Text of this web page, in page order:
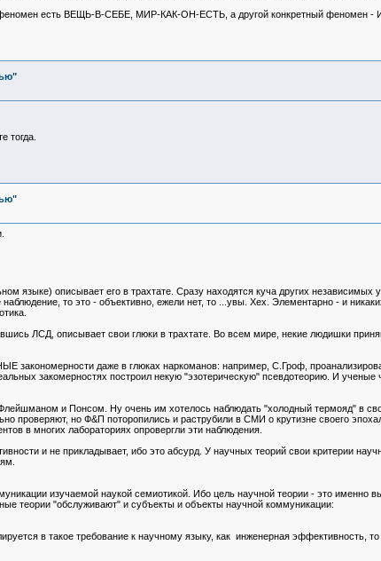
феномен есть ВЕЩЬ-В-СЕБЕ, МИР-КАК-ОН-ЕСТЬ, а другой конкретный феномен
тогда.
языке) описывает его в трахтате. Сразу находятся куча других независимых
то это - объективно, ежели нет, то ...увы. Хех. Элементарно - и
ЛСД, описывает свои глюки в трахтате. Во всем мире, некие людишки
даже в глюках наркоманов: например, С.Гроф,
закомерностях построил некую "эзотерическую" псевдотеорию. И ученые
и Понсом. Ну очень им хотелось наблюдать "холодный термояд" в
проверяют, но Ф&П поторопились и раструбили в СМИ о крутизне своего
в многих лабораториях опровергли эти наблюдения.
и не прикладывает, ибо это абсурд. У научных теорий свои критерии
изучаемой наукой семиотикой. Ибо цель научной теории - это именно
теории "обслуживают" и субъекты и объекты научной коммуникации:
в такое требование к научному языку, как инженерная эффективность,